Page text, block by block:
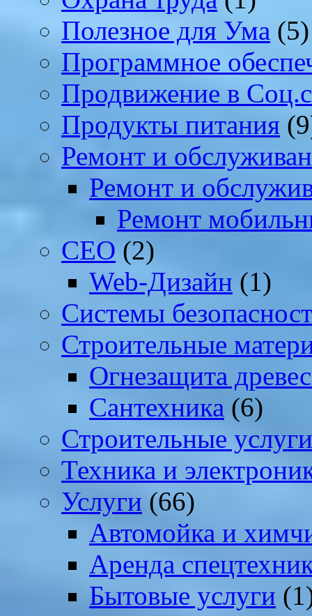
Полезное для Ума (5)
Программное
Продвижение в
Продукты питания
Ремонт и
Ремонт и
Ремонт
СЕО (2)
Web-Дизайн (1)
Системы
Строительные
Огнезащита
Сантехника (6)
Строительные услуги
Техника и
Услуги (66)
Автомойка и
Аренда
Бытовые услуги